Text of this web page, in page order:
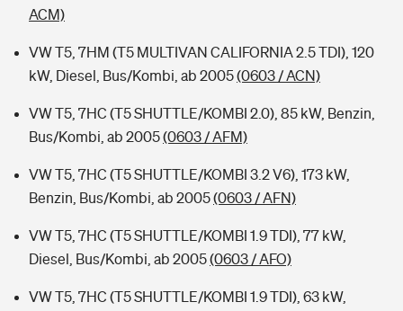
ACM)
VW T5, 7HM (T5 MULTIVAN CALIFORNIA 2.5 TDI), 120
kW, Diesel, Bus/Kombi, ab 2005(0603 / ACN)
VW T5, 7HC (T5 SHUTTLE/KOMBI 2.0), 85 kW, Benzin,
Bus/Kombi, ab 2005(0603 / AFM)
VW T5, 7HC (T5 SHUTTLE/KOMBI 3.2 V6), 173 kW,
Benzin, Bus/Kombi, ab 2005(0603 / AFN)
VW T5, 7HC (T5 SHUTTLE/KOMBI 1.9 TDI), 77 kW,
Diesel, Bus/Kombi, ab 2005(0603 / AFO)
VW T5, 7HC (T5 SHUTTLE/KOMBI 1.9 TDI), 63 kW,